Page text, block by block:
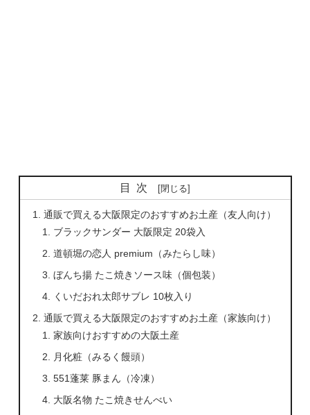
目次
通販で買える大阪限定のおすすめお土産（友人向け）
ブラックサンダー 大阪限定 20袋入
道頓堀の恋人 premium（みたらし味）
ぼんち揚 たこ焼きソース味（個包装）
くいだおれ太郎サブレ 10枚入り
通販で買える大阪限定のおすすめお土産（家族向け）
家族向けおすすめの大阪土産
月化粧（みるく饅頭）
551蓬莱 豚まん（冷凍）
大阪名物 たこ焼きせんべい